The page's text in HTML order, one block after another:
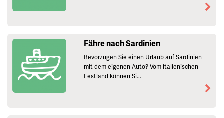
Fähre nach Sardinien
Bevorzugen Sie einen Urlaub auf Sardinien
mit dem eigenen Auto? Vom italienischen
Festland können Si...